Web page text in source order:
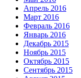
Апрель 2016
Март 2016
Февраль 2016
Январь 2016
Декабрь 2015
Ноябрь 2015
Октябрь 2015
Сентябрь 2015